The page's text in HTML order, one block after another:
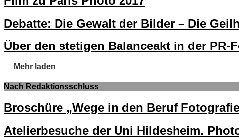
Debatte: Die Gewalt der Bilder – Die
Über den stetigen Balanceakt in der PR-
Mehr laden
Nach Redaktionsschluss
Broschüre „Wege in den Beruf
Atelierbesuche der Uni Hildesheim.